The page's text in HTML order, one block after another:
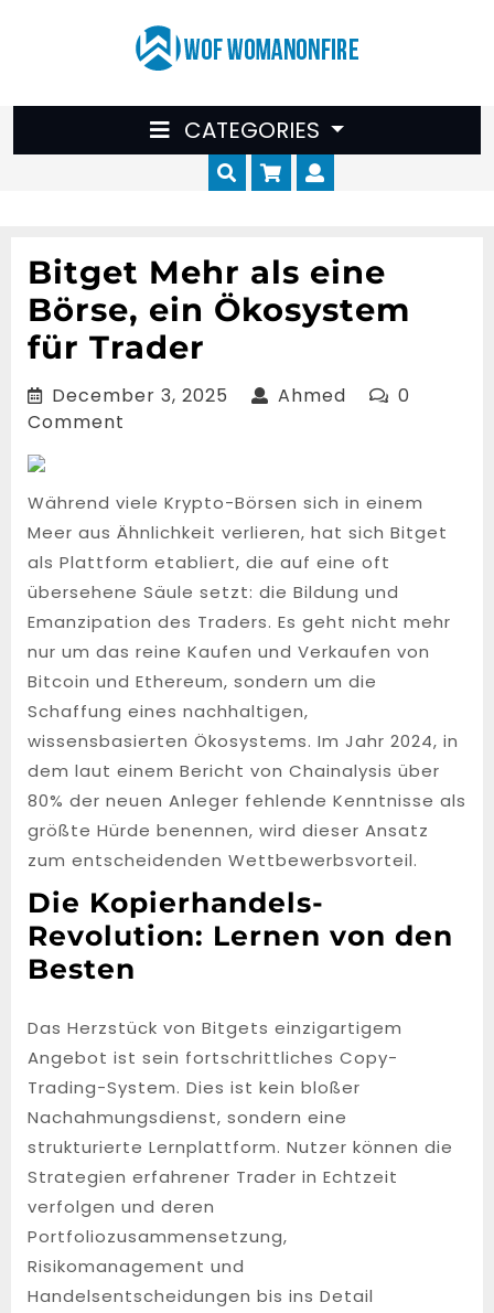
CATEGORIES
Cart
Bitget Mehr als eine
Börse, ein Ökosystem
für Trader
December 3, 2025 December
Ahmed Ahmed
0
Comment
Während viele Krypto-Börsen sich in einem
Meer aus Ähnlichkeit verlieren, hat sich Bitget
als Plattform etabliert, die auf eine oft
übersehene Säule setzt: die Bildung und
Emanzipation des Traders. Es geht nicht mehr
nur um das reine Kaufen und Verkaufen von
Bitcoin und Ethereum, sondern um die
Schaffung eines nachhaltigen,
wissensbasierten Ökosystems. Im Jahr 2024, in
dem laut einem Bericht von Chainalysis über
80% der neuen Anleger fehlende Kenntnisse als
größte Hürde benennen, wird dieser Ansatz
zum entscheidenden Wettbewerbsvorteil.
Die Kopierhandels-
Revolution: Lernen von den
Besten
Das Herzstück von Bitgets einzigartigem
Angebot ist sein fortschrittliches Copy-
Trading-System. Dies ist kein bloßer
Nachahmungsdienst, sondern eine
strukturierte Lernplattform. Nutzer können die
Strategien erfahrener Trader in Echtzeit
verfolgen und deren
Portfoliozusammensetzung,
Risikomanagement und
Handelsentscheidungen bis ins Detail